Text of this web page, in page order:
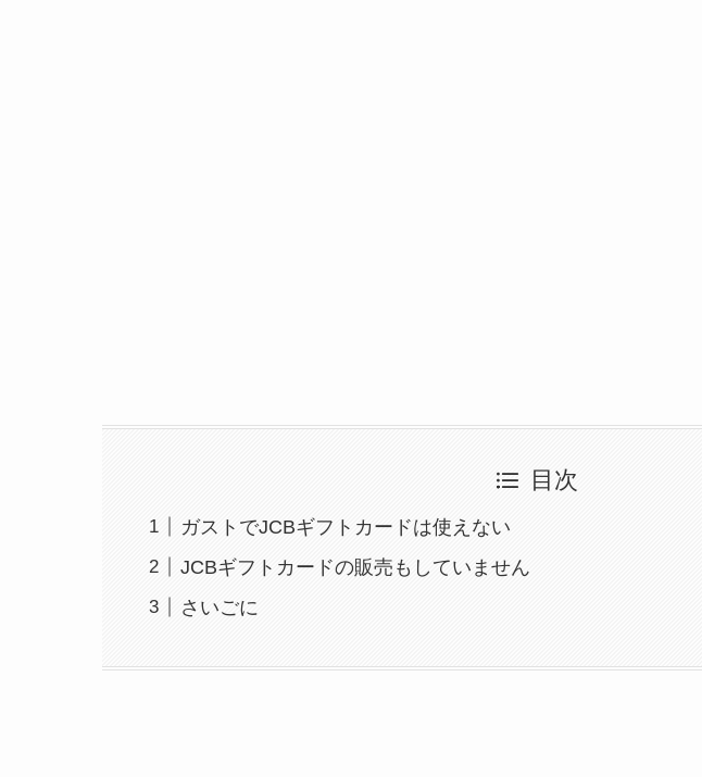
目次
ガストでJCBギフトカードは使えない
JCBギフトカードの販売もしていません
さいごに